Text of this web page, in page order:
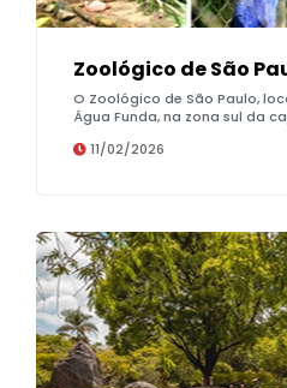
Zoológico de São
O Zoológico de São Paulo,
Água Funda, na zona sul da
11/02/2026